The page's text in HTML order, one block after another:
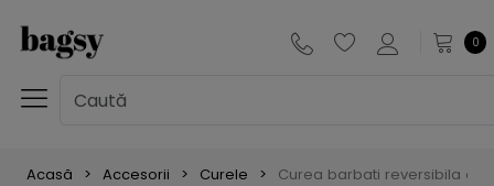
0
Acasă Accesorii Curele Curea barbati reversibila din